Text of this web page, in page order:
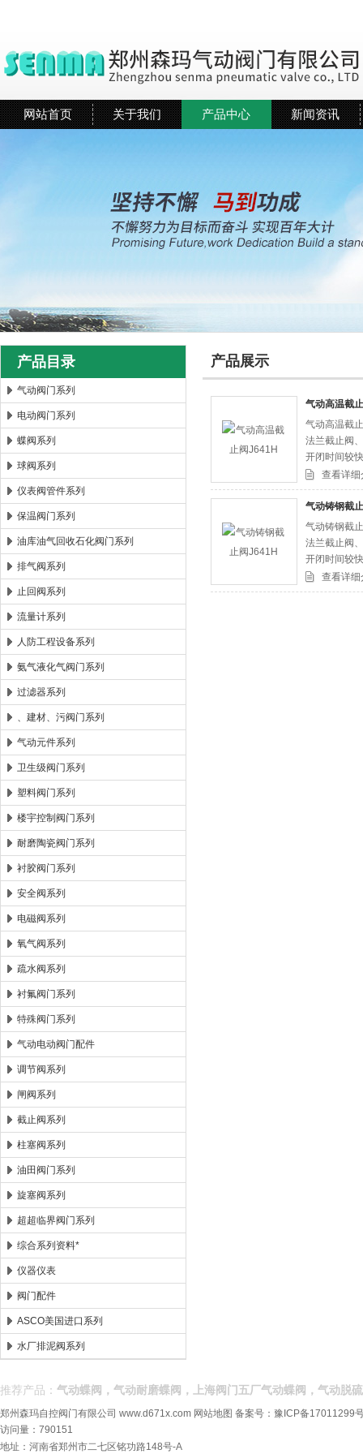
郑州森玛自控阀门有限公司
网站首页 关于我们 产品中心 新闻资讯
产品目录
气动阀门系列
电动阀门系列
蝶阀系列
球阀系列
仪表阀管件系列
保温阀门系列
油库油气回收石化阀门系列
排气阀系列
止回阀系列
流量计系列
人防工程设备系列
氨气液化气阀门系列
过滤器系列
、建材、污阀门系列
气动元件系列
卫生级阀门系列
塑料阀门系列
楼宇控制阀门系列
耐磨陶瓷阀门系列
衬胶阀门系列
安全阀系列
电磁阀系列
氧气阀系列
疏水阀系列
衬氟阀门系列
特殊阀门系列
气动电动阀门配件
调节阀系列
闸阀系列
截止阀系列
柱塞阀系列
油田阀门系列
旋塞阀系列
超超临界阀门系列
综合系列资料*
仪器仪表
阀门配件
ASCO美国进口系列
水厂排泥阀系列
产品展示
气动高温截
气动高温截
法兰截止阀
开闭时间较
阀门的开闭
阀
查看详细
气动铸钢截
气动铸钢截
法兰截止阀
开闭时间较
阀门的开闭
阀
查看详细
推荐产品： 气动蝶阀，气动耐磨蝶阀，上海阀门五厂气动蝶阀，气动脱
郑州森玛自控阀门有限公司 www.d671x.com 网站地图 备案号： 豫ICP备17011299
访问量：790151
地址：河南省郑州市二七区铭功路148号-A